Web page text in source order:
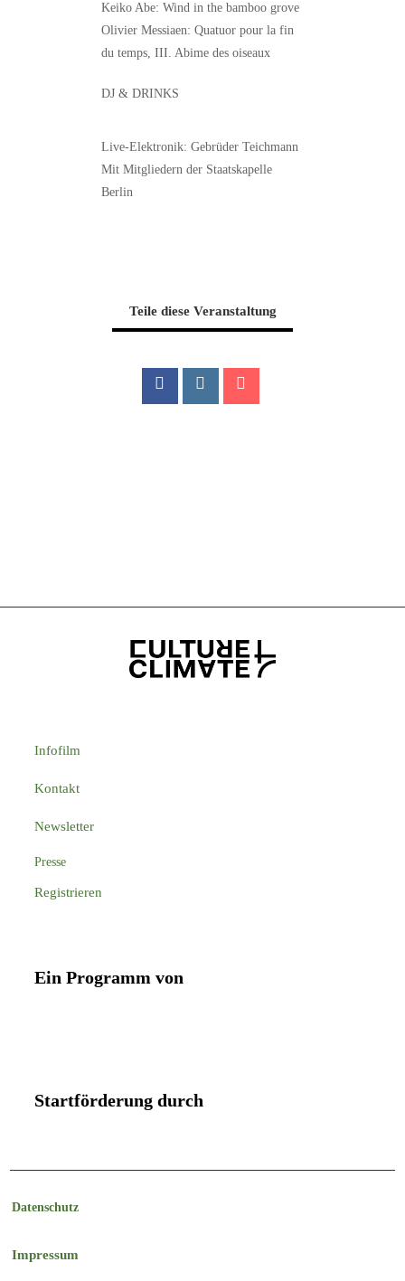
Keiko Abe: Wind in the bamboo grove
Olivier Messiaen: Quatuor pour la fin
du temps, III. Abime des oiseaux
DJ & DRINKS
Live-Elektronik: Gebrüder Teichmann
Mit Mitgliedern der Staatskapelle
Berlin
Teile diese Veranstaltung
Infofilm
Kontakt
Newsletter
Presse
Registrieren
Ein Programm von
Startförderung durch
Datenschutz
Impressum